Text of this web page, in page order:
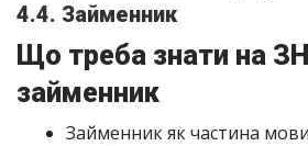
4.4. Займенник
Що треба знати на
займенник
Займенник як частина